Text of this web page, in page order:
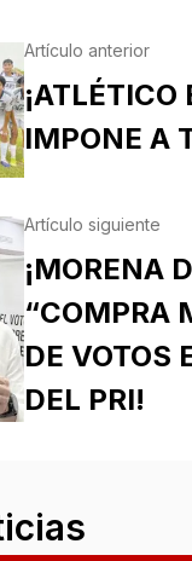
Artículo anterior
¡ATLÉTICO
IMPONE A
Artículo siguiente
¡MORENA
“COMPRA
DE VOTOS
DEL PRI!